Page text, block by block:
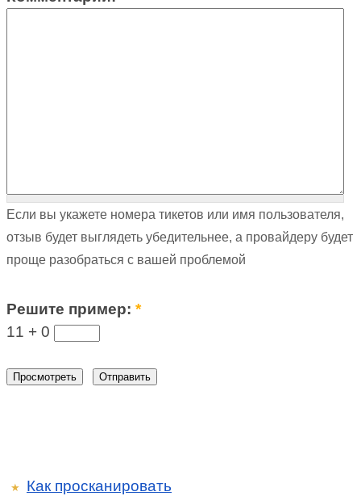
Если вы укажете номера тикетов или имя пользователя,
отзыв будет выглядеть убедительнее, а провайдеру будет
проще разобраться с вашей проблемой
Решите пример:*
11 + 0
★
Как просканировать